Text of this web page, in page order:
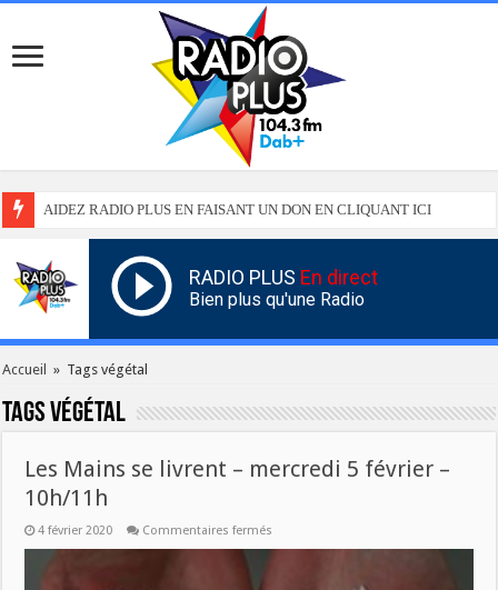
AIDEZ RADIO PLUS EN FAISANT UN DON EN CLIQUANT ICI
RADIO PLUS En direct
Bien plus qu'une Radio
Accueil » Tags végétal
Tagsvégétal
Les Mains se livrent – mercredi 5 février –
10h/11h
4 février 2020 Commentaires fermés